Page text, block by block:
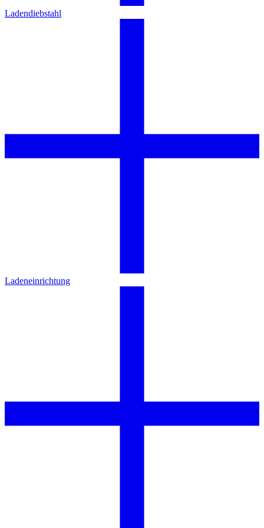
Ladendiebstahl
Ladeneinrichtung